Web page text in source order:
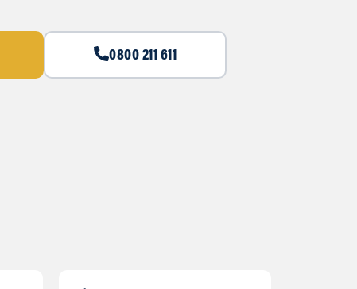
0800 211 611